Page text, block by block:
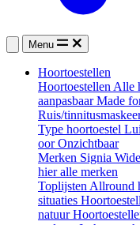
Menu
Hoortoestellen
Hoortoestellen Alle
aanpasbaarMade
Ruis/
Type hoortoestel
oorOnzichtbaar
Merken Signia
hier alle merken
Toplijsten Allround
situaties
natuur